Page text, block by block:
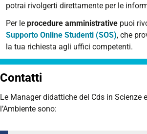
potrai rivolgerti direttamente per le
Per le procedure amministrative puoi
Supporto Online Studenti (SOS), che
la tua richiesta agli uffici competenti.
Contatti
Le Manager didattiche del Cds in Scienze
l’Ambiente sono: